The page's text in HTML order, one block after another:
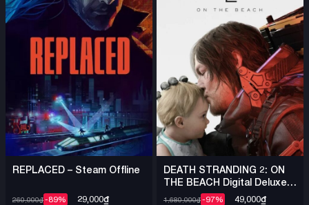
REPLACED – Steam Offline
260,000₫-89% 29,000₫
DEATH STRANDING 2: ON
THE BEACH Digital Deluxe +
Việt Hóa – Steam Offline
1,680,000₫-97% 49,000₫